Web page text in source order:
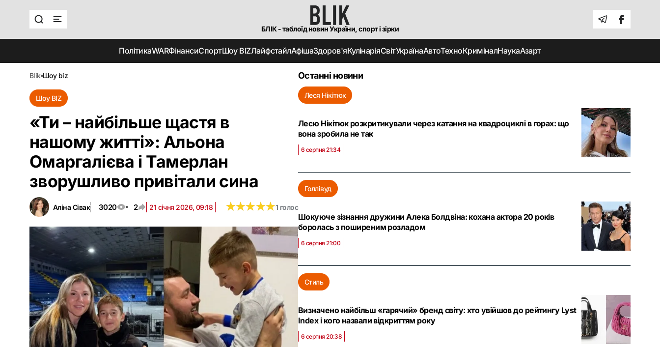
БЛІК - таблоїд новин України, спорт і зірки
ПолітикаWARФінансиСпортШоу BIZЛайфстайлАфішаЗдоров'яКулінаріяСвітУкраїнаАвтоТехноКриміналНаукаАзарт
blik шоу biz
Шоу BIZ
«Ти – найбільше щастя в
нашому житті»: Альона
Омаргалієва і Тамерлан
зворушливо привітали сина
Аліна Сівак 3020 2 21 січня 2026, 09:18 ★★★★★
★★★★★1 голос
Останні новини
Леся Нікітюк
Лесю Нікітюк розкритикували через катання на квадроциклі в горах: що
вона зробила не так
6 серпня 21:34
Голлівуд
Шокуюче зізнання дружини Алека Болдвіна: кохана актора 20 років
боролась з поширеним розладом
6 серпня 21:00
Стиль
Визначено найбільш «гарячий» бренд світу: хто увійшов до рейтингу Lyst
Index і кого назвали відкриттям року
6 серпня 20:38